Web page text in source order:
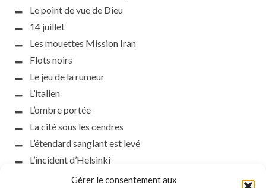
Gérer le consentement aux
Le point de vue de Dieu
14 juillet
Les mouettes Mission Iran
Flots noirs
Le jeu de la rumeur
L’italien
L’ombre portée
La cité sous les cendres
L’étendard sanglant est levé
L’incident d’Helsinki
la petite fasciste